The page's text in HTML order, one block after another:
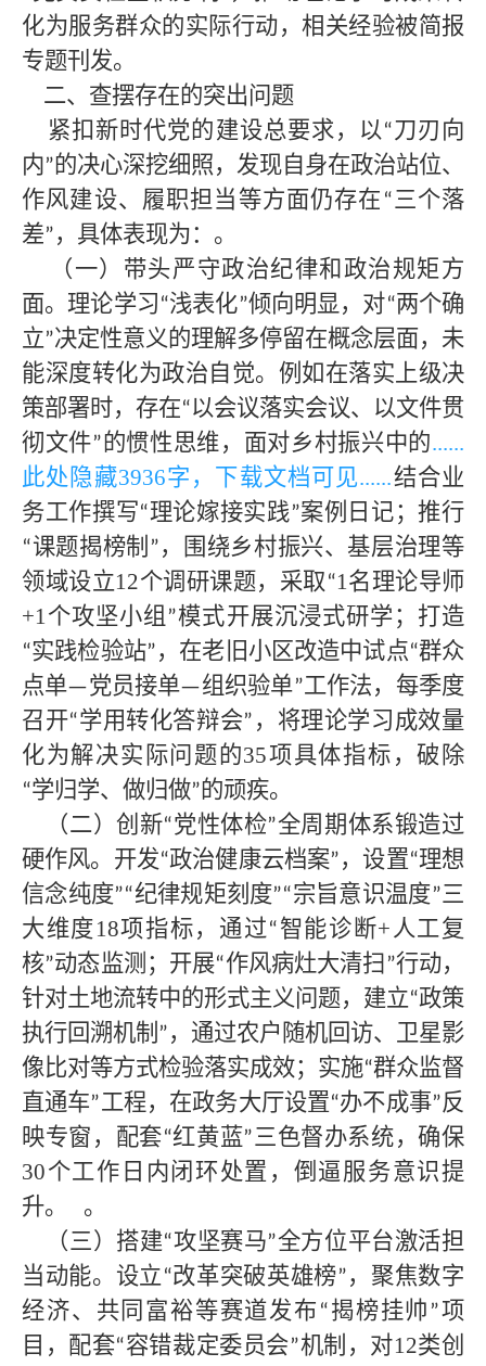
化为服务群众的实际行动，相关经验被简报
专题刊发。
二、查摆存在的突出问题
紧扣新时代党的建设总要求，以“刀刃向
内”的决心深挖细照，发现自身在政治站位、
作风建设、履职担当等方面仍存在 “三个落
差”，具体表现为：。
（一）带头严守政治纪律和政治规矩方
面。理论学习“浅表化”倾向明显，对“两个确
立”决定性意义的理解多停留在概念层面，未
能深度转化为政治自觉。例如在落实上级决
策部署时，存在“以会议落实会议、以文件贯
彻文件”的惯性思维，面对乡村振兴中的......
此处隐藏3936字，下载文档可见......结合业
务工作撰写“理论嫁接实践”案例日记；推行
“课题揭榜制 ”，围绕乡村振兴、基层治理等
领域设立12个调研课题，采取“1名理论导师
+1个攻坚小组 ”模式开展沉浸式研学；打造
“实践检验站”，在老旧小区改造中试点“群众
点单—党员接单—组织验单”工作法，每季度
召开“学用转化答辩会” ，将理论学习成效量
化为解决实际问题的35项具体指标，破除
“学归学、做归做”的顽疾。
（二）创新“党性体检”全周期体系锻造过
硬作风。开发“政治健康云档案”，设置“理想
信念纯度”“纪律规矩刻度”“宗旨意识温度”三
大维度18项指标，通过“智能诊断+人工复
核”动态监测；开展“作风病灶大清扫 ”行动，
针对土地流转中的形式主义问题，建立“政策
执行回溯机制 ”，通过农户随机回访、卫星影
像比对等方式检验落实成效；实施“群众监督
直通车”工程，在政务大厅设置“办不成事”反
映专窗，配套“红黄蓝”三色督办系统，确保
30个工作日内闭环处置，倒逼服务意识提
升。
。
（三）搭建“攻坚赛马”全方位平台激活担
当动能。设立“改革突破英雄榜”，聚焦数字
经济、共同富裕等赛道发布 “揭榜挂帅”项
目，配套“容错裁定委员会”机制，对12类创